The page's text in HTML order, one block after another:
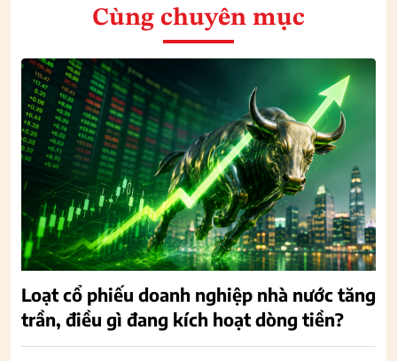
Cùng chuyên mục
Loạt cổ phiếu doanh nghiệp nhà nước tăng
trần, điều gì đang kích hoạt dòng tiền?